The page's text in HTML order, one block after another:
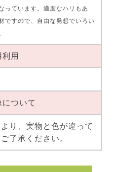
っています。適度なハリもあ
ですので、自由な発想でいろい
用
ついて
り、実物と色が違って
了承ください。